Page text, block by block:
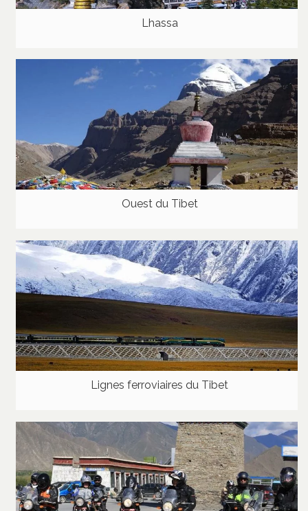
Lhassa
Ouest du Tibet
Lignes ferroviaires du Tibet